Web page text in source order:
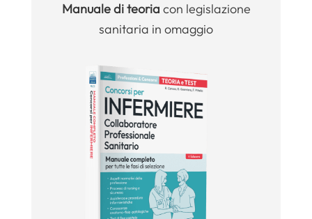
Manualedi teoria con legislazione
sanitaria in omaggio